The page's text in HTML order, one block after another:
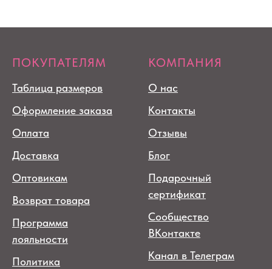
ПОКУПАТЕЛЯМ
Таблица размеров
Оформление заказа
Оплата
Доставка
Оптовикам
Возврат товара
Программа
лояльности
Политика
КОМПАНИЯ
О нас
Контакты
Отзывы
Блог
Подарочный
сертификат
Сообщество
ВКонтакте
Канал в Телеграм